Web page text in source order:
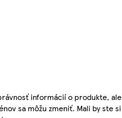
informácií o produkte,
sa môžu zmeniť. Mali by